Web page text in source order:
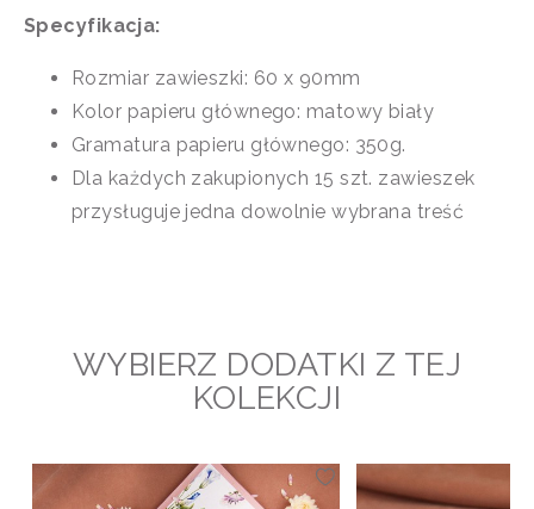
Specyfikacja:
Rozmiar zawieszki: 60 x 90mm
Kolor papieru głównego: matowy biały
Gramatura papieru głównego: 350g.
Dla każdych zakupionych 15 szt. zawieszek
przysługuje jedna dowolnie wybrana treść
WYBIERZ DODATKI Z TEJ
KOLEKCJI